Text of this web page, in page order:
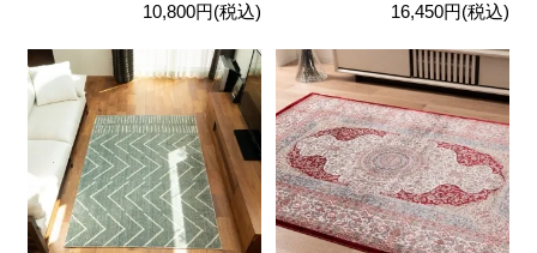
10,800円(税込) 16,450円(税込)